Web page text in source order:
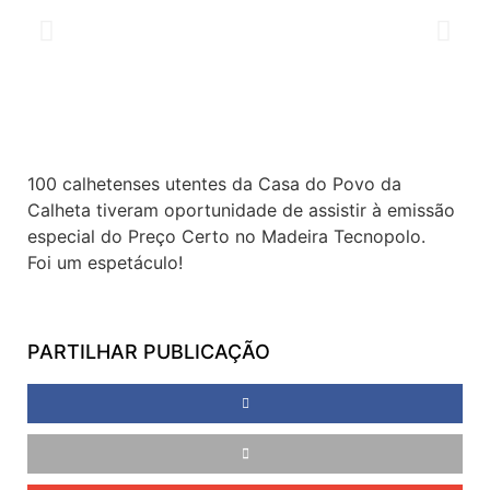
100 calhetenses utentes da Casa do Povo da
Calheta tiveram oportunidade de assistir à emissão
especial do Preço Certo no Madeira Tecnopolo.
Foi um espetáculo!
PARTILHAR PUBLICAÇÃO